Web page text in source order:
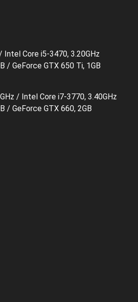
Intel Core i5-3470, 3.20GHz
/ GeForce GTX 650 Ti, 1GB
/ Intel Core i7-3770, 3.40GHz
/ GeForce GTX 660, 2GB